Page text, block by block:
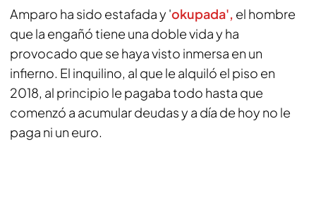
Amparo ha sido estafada y 'okupada', el hombre
que la engañó tiene una doble vida y ha
provocado que se haya visto inmersa en un
infierno. El inquilino, al que le alquiló el piso en
2018, al principio le pagaba todo hasta que
comenzó a acumular deudas y a día de hoy no le
paga ni un euro.